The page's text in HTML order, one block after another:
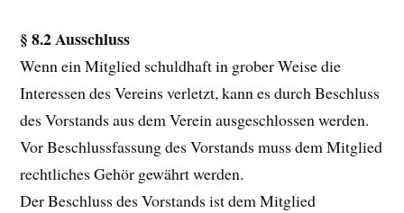
§ 8.2 Ausschluss
Wenn ein Mitglied schuldhaft in grober Weise die
Interessen des Vereins verletzt, kann es durch Beschluss
des Vorstands aus dem Verein ausgeschlossen werden.
Vor Beschlussfassung des Vorstands muss dem Mitglied
rechtliches Gehör gewährt werden.
Der Beschluss des Vorstands ist dem Mitglied